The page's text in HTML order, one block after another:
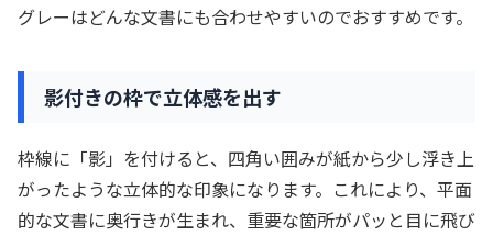
グレーはどんな文書にも合わせやすいのでおすすめです。
影付きの枠で立体感を出す
枠線に「影」を付けると、四角い囲みが紙から少し浮き上
がったような立体的な印象になります。これにより、平面
的な文書に奥行きが生まれ、重要な箇所がパッと目に飛び